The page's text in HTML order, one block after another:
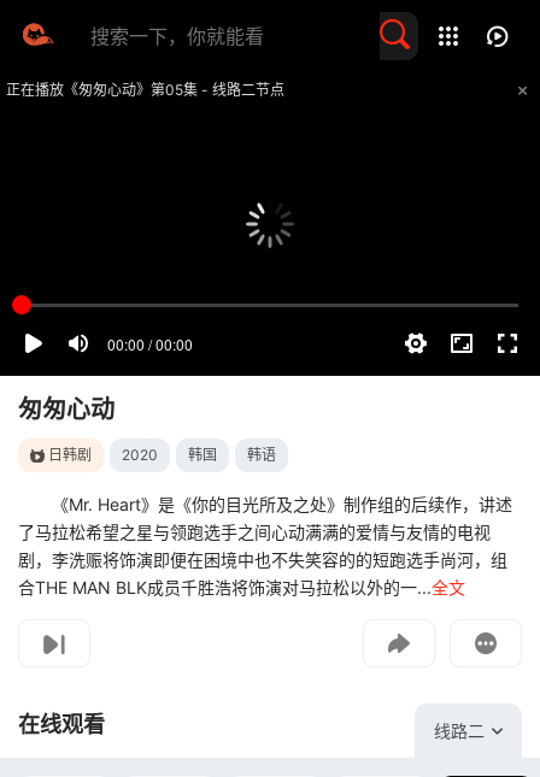
正在播放《匆匆心动》第05集 - 线路二节点
匆匆心动
日韩剧 2020 韩国 韩语
《Mr. Heart》是《你的目光所及之处》制作组的后续作，讲述
了马拉松希望之星与领跑选手之间心动满满的爱情与友情的电视
剧，李洗赈将饰演即便在困境中也不失笑容的的短跑选手尚河，组
合THE MAN BLK成员千胜浩将饰演对马拉松以外的一...全文
如遇无法播放请提交给我们
在线观看 线路二